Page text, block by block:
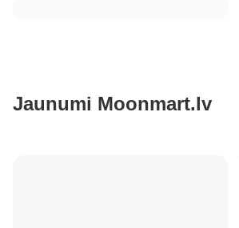
Jaunumi Moonmart.lv